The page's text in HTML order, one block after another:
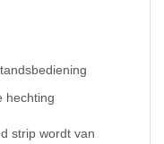
hechting
strip wordt van